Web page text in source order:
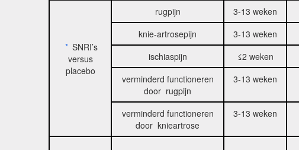
* SNRI’s
versus
placebo
rugpijn 3-13 weken
knie-artrosepijn
3-13 weken
ischiaspijn
≤2 weken
verminderd functioneren
door rugpijn
3-13 weken
verminderd functioneren
door knieartrose
3-13 weken